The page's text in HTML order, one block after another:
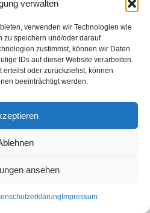
verwalten
verwenden wir Technologien wie
zu speichern und/oder darauf
zustimmst, können wir Daten
IDs auf dieser Website verarbeiten.
oder zurückziehst, können
beeinträchtigt werden.
ansehen
Impressum
İslam Almanya´nın bir parçası mı
Wolfgang Schäuble İslam´ın
1986 – 2026